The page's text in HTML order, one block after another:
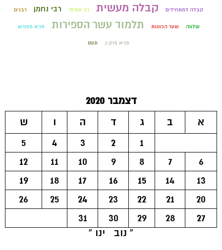
קבלה למתחילים קבלה מעשית רב אמיתי רבי נחמן רבנים
שלווה שער הכוונות תלמוד עשר הספירות תניא מפורש
תניא פרק ג תעס
דצמבר 2020
א
ב ג ד ה ו
ש
1
2
3
4
5
6
7
8
9
10
11
12
13
14
15
16
17
18
19
20
21
22
23
24
25
26
27
28
29
30
31
« נוב
ינו »